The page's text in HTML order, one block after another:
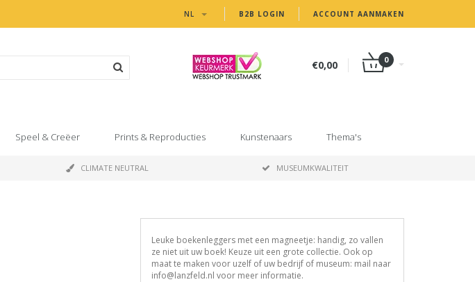
B2B LOGIN ACCOUNT AANMAKEN
NL
€0,00 0
Speel & Creëer Prints & Reproducties Kunstenaars Thema's
CLIMATE NEUTRAL MUSEUMKWALITEIT
Leuke boekenleggers met een magneetje: handig, zo vallen
ze niet uit uw boek! Keuze uit een grote collectie. Ook op
maat te maken voor uzelf of uw bedrijf of museum: mail naar
info@lanzfeld.nl voor meer informatie.